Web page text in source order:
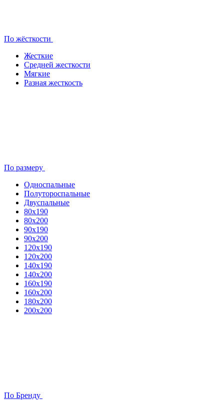
По жёсткости
Жесткие
Средней жесткости
Мягкие
Разная жесткость
По размеру
Односпальные
Полутороспальные
Двуспальные
80x190
80х200
90х190
90х200
120х190
120х200
140х190
140х200
160х190
160х200
180х200
200х200
По Бренду